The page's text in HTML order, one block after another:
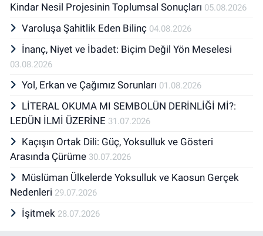
Kindar Nesil Projesinin Toplumsal Sonuçları 05.08.2026
Varoluşa Şahitlik Eden Bilinç 04.08.2026
İnanç, Niyet ve İbadet: Biçim Değil Yön Meselesi
03.08.2026
Yol, Erkan ve Çağımız Sorunları 01.08.2026
LİTERAL OKUMA MI SEMBOLÜN DERİNLİĞİ Mİ?:
LEDÜN İLMİ ÜZERİNE 31.07.2026
Kaçışın Ortak Dili: Güç, Yoksulluk ve Gösteri
Arasında Çürüme 30.07.2026
Müslüman Ülkelerde Yoksulluk ve Kaosun Gerçek
Nedenleri 29.07.2026
İşitmek 28.07.2026